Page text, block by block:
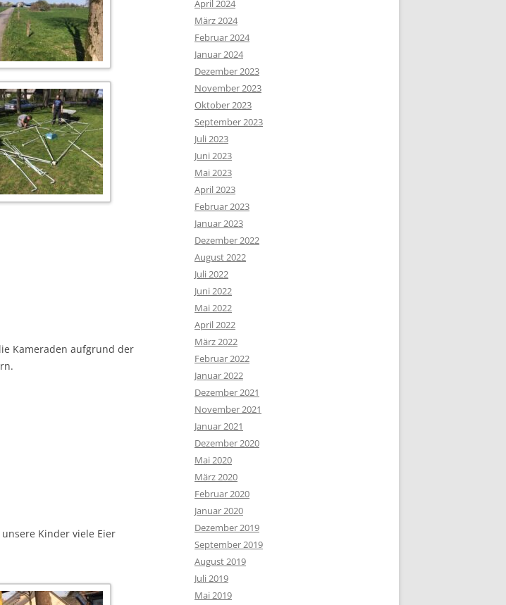
Kameraden aufgrund der
Kinder viele Eier
April 2024
März 2024
Februar 2024
Januar 2024
Dezember 2023
November 2023
Oktober 2023
September 2023
Juli 2023
Juni 2023
Mai 2023
April 2023
Februar 2023
Januar 2023
Dezember 2022
August 2022
Juli 2022
Juni 2022
Mai 2022
April 2022
März 2022
Februar 2022
Januar 2022
Dezember 2021
November 2021
Januar 2021
Dezember 2020
Mai 2020
März 2020
Februar 2020
Januar 2020
Dezember 2019
September 2019
August 2019
Juli 2019
Mai 2019